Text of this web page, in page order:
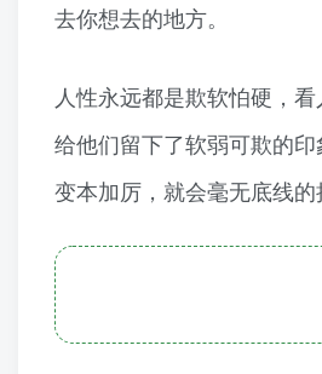
去你想去的地方。
人性永远都是欺软怕硬，
给他们留下了软弱可欺的
变本加厉，就会毫无底线的